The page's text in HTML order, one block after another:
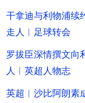
干拿迪与利物浦
走人︱足球转会
罗拔臣深情撰文
人︱英超人物志
英超︱沙比阿朗